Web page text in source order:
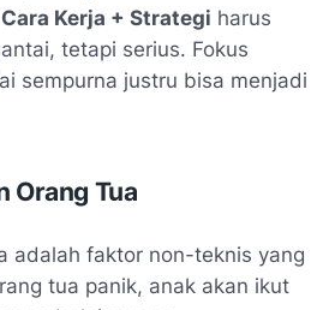
Kerja + Strategi harus
tetapi serius. Fokus
sempurna justru bisa menjadi
Orang Tua
adalah faktor non-teknis yang
tua panik, anak akan ikut